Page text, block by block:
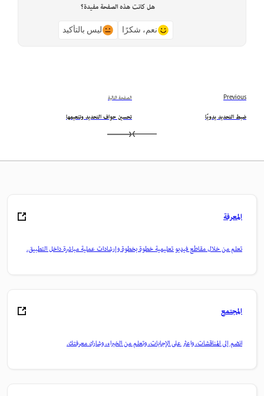
هل كانت هذه الصفحة مفيدة؟
نعم، شكرًا ليس بالتأكيد
Previous
ضبط التحديد يدويًا
الصفحة التالية
تحسين حواف التحديد وتنعيمها
المعرفة
تعلم من خلال مقاطع فيديو تعليمية خطوة بخطوة وإرشادات عملية مباشرة داخل التطبيق.
المجتمع
انضم إلى المناقشات، واعثر على الإجابات، وتعلم من الخبراء، وشارك معرفتك.